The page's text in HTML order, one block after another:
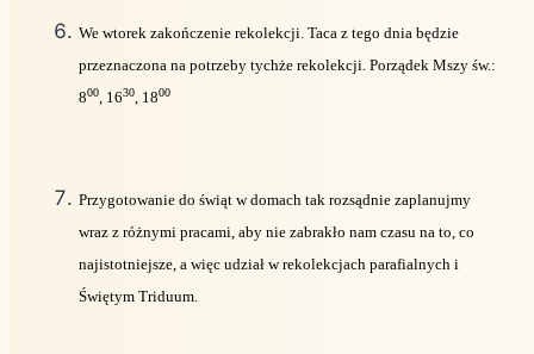
We wtorek zakończenie rekolekcji. Taca z tego dnia będzie
przeznaczona na potrzeby tychże rekolekcji. Porządek Mszy św.:
800 , 1630 , 1800
Przygotowanie do świąt w domach tak rozsądnie zaplanujmy
wraz z różnymi pracami, aby nie zabrakło nam czasu na to, co
najistotniejsze, a więc udział w rekolekcjach parafialnych i
Świętym Triduum.